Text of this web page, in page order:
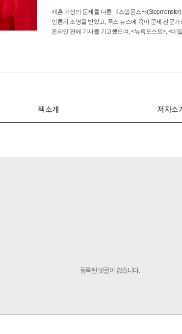
재혼 가정의 문제를 다룬 《스텝몬스터
언론의 조명을 받았고, 폭스 뉴스에 육아 문제 전문
온라인 판에 기사를 기고했으며, <뉴욕포스트>, <데
책소개 저자소
등록된 댓글이 없습니다.